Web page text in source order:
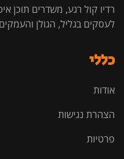
רדיו קול רגע, משדרים תוכן
לעסקים בגליל, הגולן
כללי
אודות
הצהרת נגישות
פרטיות